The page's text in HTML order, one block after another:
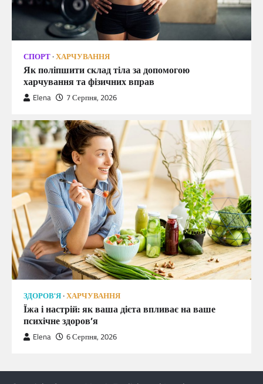
СПОРТ ХАРЧУВАННЯ
Як поліпшити склад тіла за допомогою
харчування та фізичних вправ
Elena 7 Серпня, 2026
ЗДОРОВ'Я ХАРЧУВАННЯ
Їжа і настрій: як ваша дієта впливає на ваше
психічне здоров’я
Elena 6 Серпня, 2026